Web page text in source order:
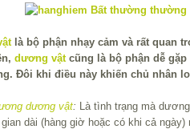
là bộ phận nhạy cảm và rất quan
dương vật cũng là bộ phận dễ
Đôi khi điều này khiến chủ nhân
dương vật: Là tình trạng mà
dài (hàng giờ hoặc có khi cả ngày)